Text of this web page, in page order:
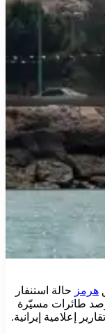
هرمز حالة استنفار
رصد طائرات مسيّرة
إعلامية إيرانية.